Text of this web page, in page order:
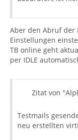
Aber den Abruf der
Einstellungen
TB online geht
per IDLE
Zitat von
Testmails
neu erstellten